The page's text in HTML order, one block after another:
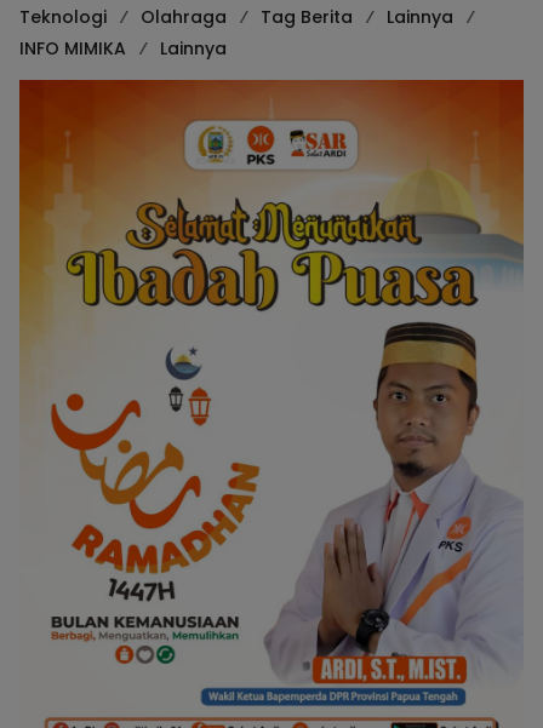
Teknologi
Olahraga Tag Berita
Lainnya
INFO MIMIKA
Lainnya